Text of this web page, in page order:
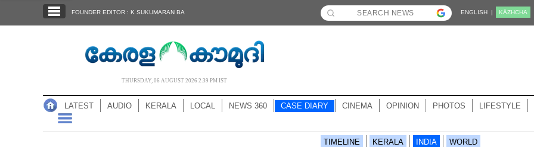
NOTIFIED NEWS
FOUNDER EDITOR : K SUKUMARAN BA ENGLISH | KĀZHCHA
THURSDAY, 06 AUGUST 2026 2.39 PM IST
LATEST AUDIO KERALA LOCAL NEWS 360 CASE DIARY CINEMA OPINION PHOTOS LIFESTYLE
TIMELINE KERALA INDIA WORLD